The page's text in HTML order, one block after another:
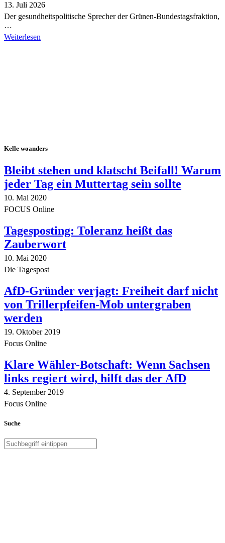
13. Juli 2026
Der gesundheitspolitische Sprecher der Grünen-Bundestagsfraktion,
…
Weiterlesen
Kelle woanders
Bleibt stehen und klatscht Beifall! Warum
jeder Tag ein Muttertag sein sollte
10. Mai 2020
FOCUS Online
Tagesposting: Toleranz heißt das
Zauberwort
10. Mai 2020
Die Tagespost
AfD-Gründer verjagt: Freiheit darf nicht
von Trillerpfeifen-Mob untergraben
werden
19. Oktober 2019
Focus Online
Klare Wähler-Botschaft: Wenn Sachsen
links regiert wird, hilft das der AfD
4. September 2019
Focus Online
Suche